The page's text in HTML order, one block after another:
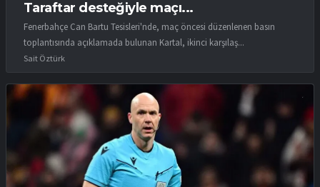
Taraftar desteğiyle maçı...
Fenerbahçe Can Bartu Tesisleri'nde, maç öncesi düzenlenen basın
toplantısında açıklamada bulunan Kartal, ikinci karşılaş...
Sait Öztürk